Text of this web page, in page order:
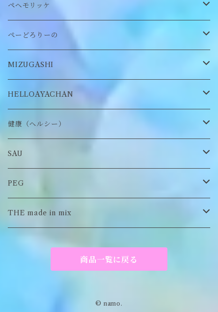
ぬいぐるみヘアピン
缶バッヂ
ロンT
ステッカー・シール
チャーム
Tシャツ
イヤーマフラー
CAP
other
Tシャツ
アクセサリー
雑貨
ピアス/イヤリング
ネックレス
マスクチェーン
ペヘモリッケ
帽子
キーホルダー
ブローチ
ぺーどろりーの
靴下
スタイ
MIZUGASHI
帽子
アクセサリー
HELLOAYACHAN
ピアス/イヤリング
健康（ヘルシー）
ロンT
スウェット/パーカー
Tシャツ
SAU
ロンT
スウェット/パーカー
PEG
キーチャーム
THE made in mix
商品一覧に戻る
© namo.